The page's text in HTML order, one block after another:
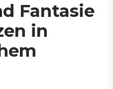
Fantasie
in